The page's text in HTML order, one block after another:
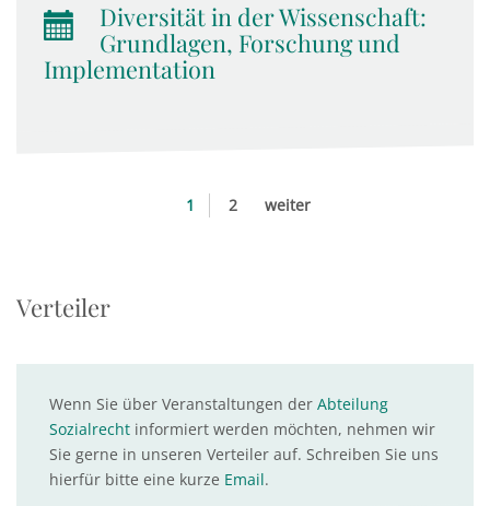
Diversität in der Wissenschaft:
Grundlagen, Forschung und
Implementation
1 2 weiter
Verteiler
Wenn Sie über Veranstaltungen der Abteilung
Sozialrecht informiert werden möchten, nehmen wir
Sie gerne in unseren Verteiler auf. Schreiben Sie uns
hierfür bitte eine kurze Email.